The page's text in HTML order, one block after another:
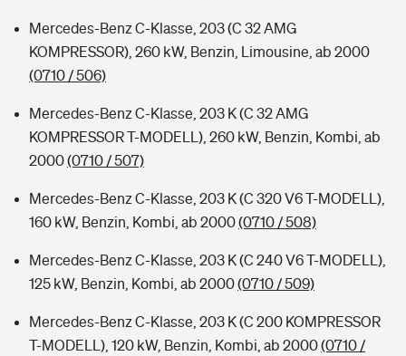
Mercedes-Benz C-Klasse, 203 (C 32 AMG
KOMPRESSOR), 260 kW, Benzin, Limousine, ab 2000
(0710 / 506)
Mercedes-Benz C-Klasse, 203 K (C 32 AMG
KOMPRESSOR T-MODELL), 260 kW, Benzin, Kombi, ab
2000(0710 / 507)
Mercedes-Benz C-Klasse, 203 K (C 320 V6 T-MODELL),
160 kW, Benzin, Kombi, ab 2000(0710 / 508)
Mercedes-Benz C-Klasse, 203 K (C 240 V6 T-MODELL),
125 kW, Benzin, Kombi, ab 2000(0710 / 509)
Mercedes-Benz C-Klasse, 203 K (C 200 KOMPRESSOR
T-MODELL), 120 kW, Benzin, Kombi, ab 2000(0710 /